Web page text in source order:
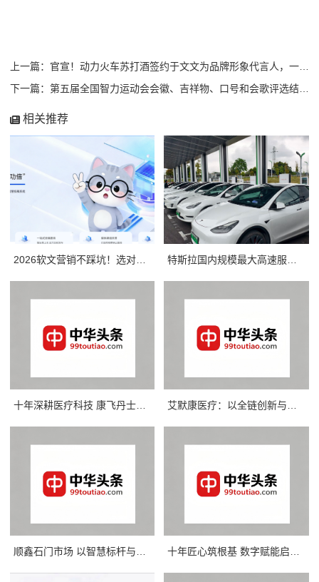
上一篇：官宣！动力火车苏打酒签约于文文为品牌形象代言人，一起“玩出不同”
下一篇：第五届全国智力运动会会徽、吉祥物、口号和会歌评选结果公示
相关推荐
十年深耕医疗科技 康飞丹士以数字赋能重构医疗服务新生态 艾默康医疗：以全链创新与合规深耕，赋能医疗健康高质量发展